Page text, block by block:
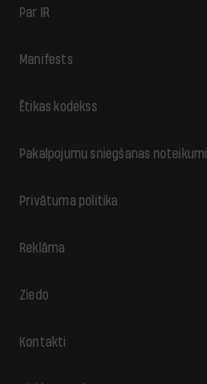
Par IR
Manifests
Ētikas kodekss
Pakalpojumu sniegšanas noteikumi
Privātuma politika
Reklāma
Ziedo
Kontakti